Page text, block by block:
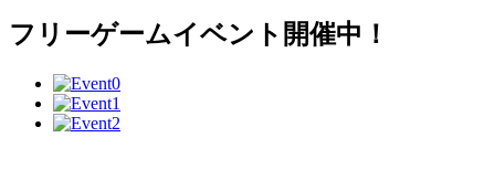
フリーゲームイベント開催中！